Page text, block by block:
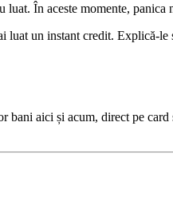
În aceste momente,
un instant credit. Explică-
bani aici și acum, direct pe